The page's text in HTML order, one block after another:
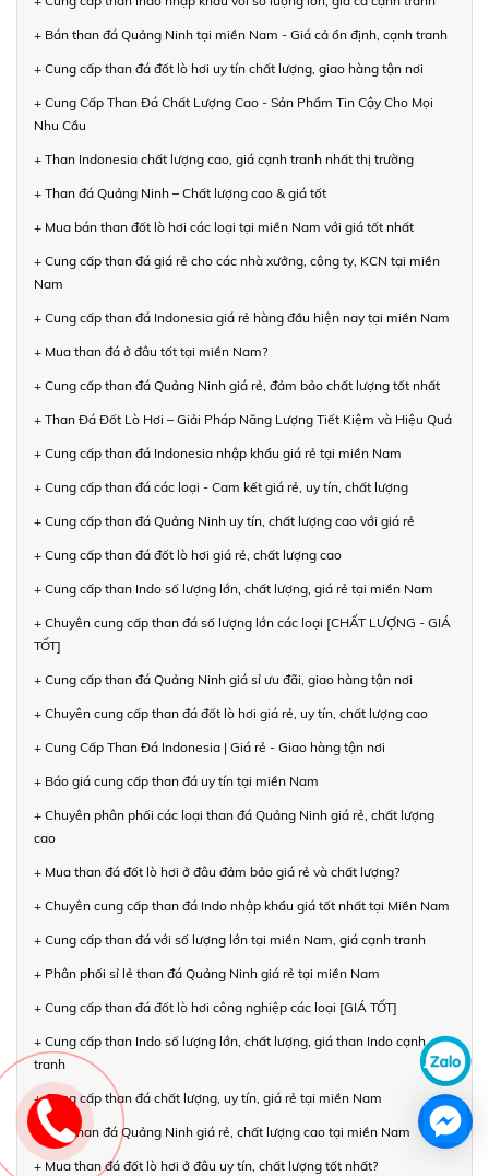
+ Bán than đá Quảng Ninh tại miền Nam - Giá cả ổn định, cạnh tranh
+ Cung cấp than đá đốt lò hơi uy tín chất lượng, giao hàng tận nơi
+ Cung Cấp Than Đá Chất Lượng Cao - Sản Phẩm Tin Cậy Cho Mọi
Nhu Cầu
+ Than Indonesia chất lượng cao, giá cạnh tranh nhất thị trường
+ Than đá Quảng Ninh – Chất lượng cao & giá tốt
+ Mua bán than đốt lò hơi các loại tại miền Nam với giá tốt nhất
+ Cung cấp than đá giá rẻ cho các nhà xưởng, công ty, KCN tại miền
Nam
+ Cung cấp than đá Indonesia giá rẻ hàng đầu hiện nay tại miền Nam
+ Mua than đá ở đâu tốt tại miền Nam?
+ Cung cấp than đá Quảng Ninh giá rẻ, đảm bảo chất lượng tốt nhất
+ Than Đá Đốt Lò Hơi – Giải Pháp Năng Lượng Tiết Kiệm và Hiệu Quả
+ Cung cấp than đá Indonesia nhập khẩu giá rẻ tại miền Nam
+ Cung cấp than đá các loại - Cam kết giá rẻ, uy tín, chất lượng
+ Cung cấp than đá Quảng Ninh uy tín, chất lượng cao với giá rẻ
+ Cung cấp than đá đốt lò hơi giá rẻ, chất lượng cao
+ Cung cấp than Indo số lượng lớn, chất lượng, giá rẻ tại miền Nam
+ Chuyên cung cấp than đá số lượng lớn các loại [CHẤT LƯỢNG - GIÁ
TỐT]
+ Cung cấp than đá Quảng Ninh giá sỉ ưu đãi, giao hàng tận nơi
+ Chuyên cung cấp than đá đốt lò hơi giá rẻ, uy tín, chất lượng cao
+ Cung Cấp Than Đá Indonesia | Giá rẻ - Giao hàng tận nơi
+ Báo giá cung cấp than đá uy tín tại miền Nam
+ Chuyên phân phối các loại than đá Quảng Ninh giá rẻ, chất lượng
cao
+ Mua than đá đốt lò hơi ở đâu đảm bảo giá rẻ và chất lượng?
+ Chuyên cung cấp than đá Indo nhập khẩu giá tốt nhất tại Miền Nam
+ Cung cấp than đá với số lượng lớn tại miền Nam, giá cạnh tranh
+ Phân phối sỉ lẻ than đá Quảng Ninh giá rẻ tại miền Nam
+ Cung cấp than đá đốt lò hơi công nghiệp các loại [GIÁ TỐT]
+ Cung cấp than Indo số lượng lớn, chất lượng, giá than Indo cạnh
tranh
+ Cung cấp than đá chất lượng, uy tín, giá rẻ tại miền Nam
+ Bán than đá Quảng Ninh giá rẻ, chất lượng cao tại miền Nam
+ Mua than đá đốt lò hơi ở đâu uy tín, chất lượng tốt nhất?